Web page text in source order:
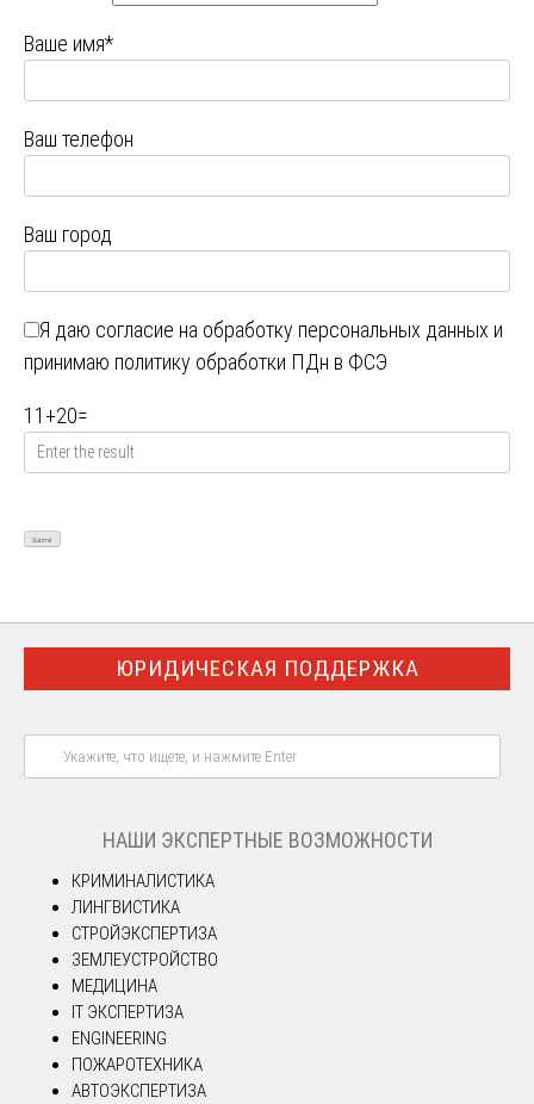
Ваше имя*
Ваш телефон
Ваш город
Я даю согласие на обработку персональных данных и
принимаю политику обработки ПДн в ФСЭ
11 +20=
ЮРИДИЧЕСКАЯ ПОДДЕРЖКА
НАШИ ЭКСПЕРТНЫЕ ВОЗМОЖНОСТИ
КРИМИНАЛИСТИКА
ЛИНГВИСТИКА
СТРОЙЭКСПЕРТИЗА
ЗЕМЛЕУСТРОЙСТВО
МЕДИЦИНА
IT ЭКСПЕРТИЗА
ENGINEERING
ПОЖАРОТЕХНИКА
АВТОЭКСПЕРТИЗА